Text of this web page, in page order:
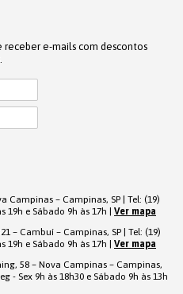
e-mails com descontos
Campinas – Campinas, SP | Tel: (19)
19h e Sábado 9h às 17h | Ver mapa
– Cambuí – Campinas, SP | Tel: (19)
19h e Sábado 9h às 17h | Ver mapa
58 – Nova Campinas – Campinas,
- Sex 9h às 18h30 e Sábado 9h às 13h